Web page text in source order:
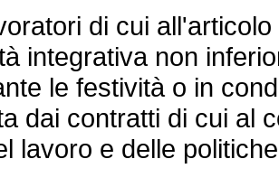
di cui all'articolo
integrativa non
le festività o in
dai contratti di cui al
lavoro e delle